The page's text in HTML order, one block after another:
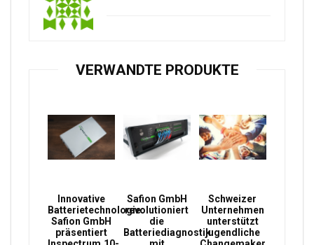
VERWANDTE PRODUKTE
Innovative
Batterietechnologie:
Safion GmbH
präsentiert
Safion GmbH
revolutioniert
die
Batteriediagnostik
Schweizer
Unternehmen
unterstützt
jugendliche